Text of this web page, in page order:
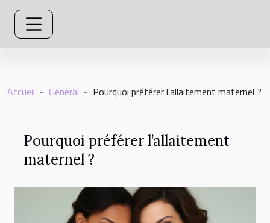
Accueil Général Pourquoi préférer l’allaitement maternel ?
Pourquoi préférer l’allaitement
maternel ?